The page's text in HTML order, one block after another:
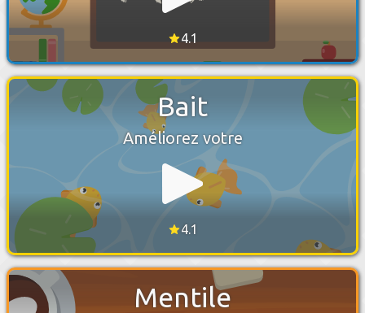
4.1
Bait
Améliorez votre
4.1
Mentile